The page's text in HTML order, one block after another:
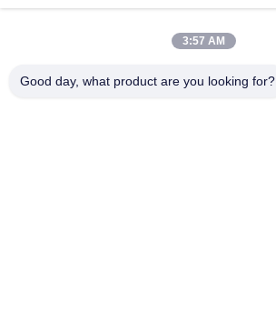
3:57 AM
Good day, what product are you looking for?